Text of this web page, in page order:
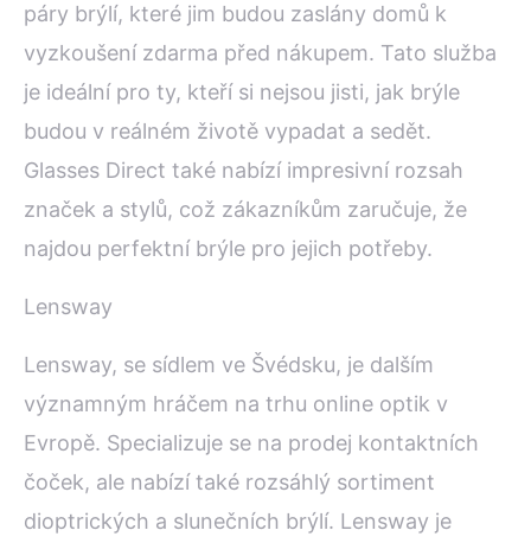
páry brýlí, které jim budou zaslány domů k
vyzkoušení zdarma před nákupem. Tato služba
je ideální pro ty, kteří si nejsou jisti, jak brýle
budou v reálném životě vypadat a sedět.
Glasses Direct také nabízí impresivní rozsah
značek a stylů, což zákazníkům zaručuje, že
najdou perfektní brýle pro jejich potřeby.
Lensway
Lensway, se sídlem ve Švédsku, je dalším
významným hráčem na trhu online optik v
Evropě. Specializuje se na prodej kontaktních
čoček, ale nabízí také rozsáhlý sortiment
dioptrických a slunečních brýlí. Lensway je